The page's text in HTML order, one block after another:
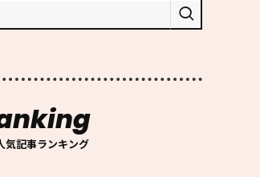
気記事ランキング